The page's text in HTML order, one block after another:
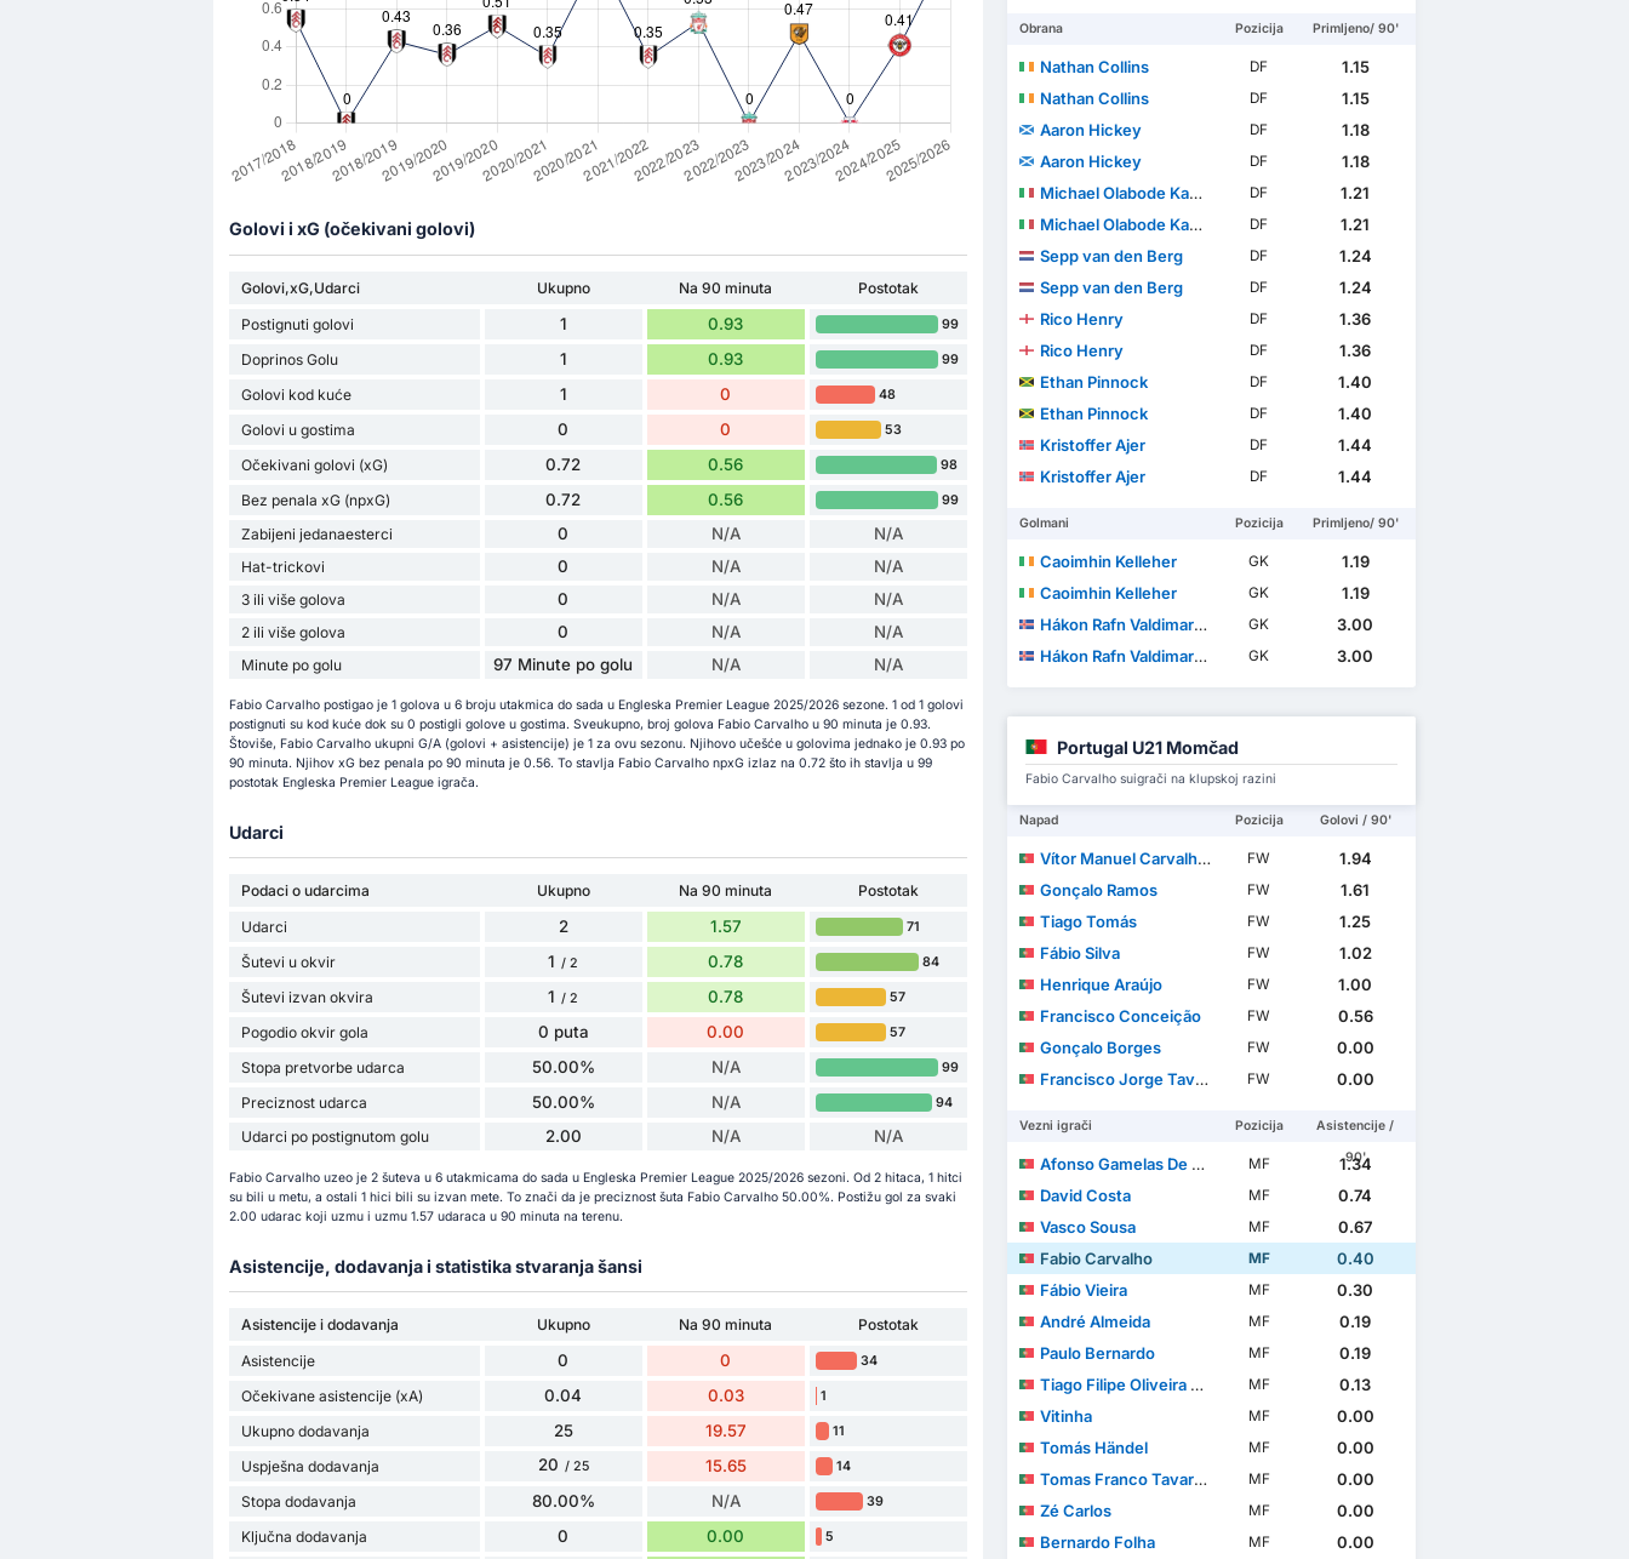
Golovi i xG (očekivani golovi)
Golovi,xG,Udarci Ukupno Na 90 minuta
Postotak
Postignuti golovi
1 0.93 99
Doprinos Golu 1 0.93 99
Golovi kod kuće 1 0 48
Golovi u gostima 0 0 53
Očekivani golovi (xG) 0.72 0.56 98
Bez penala xG (npxG) 0.72 0.56 99
Zabijeni jedanaesterci 0 N/A N/A
Hat-trickovi 0 N/A N/A
3 ili više golova 0 N/A N/A
2 ili više golova 0 N/A N/A
Minute po golu 97 Minute po golu N/A N/A
Fabio Carvalho postigao je 1 golova u 6 broju utakmica do sada u Engleska Premier League 2025/2026 sezone. 1 od 1 golovi
postignuti su kod kuće dok su 0 postigli golove u gostima. Sveukupno, broj golova Fabio Carvalho u 90 minuta je 0.93.
Štoviše, Fabio Carvalho ukupni G/A (golovi + asistencije) je 1 za ovu sezonu. Njihovo učešće u golovima jednako je 0.93 po
90 minuta. Njihov xG bez penala po 90 minuta je 0.56. To stavlja Fabio Carvalho npxG izlaz na 0.72 što ih stavlja u 99
postotak Engleska Premier League igrača.
Udarci
Podaci o udarcima Ukupno Na 90 minuta
Postotak
Udarci
2 1.57 71
Šutevi u okvir 1 / 2 0.78 84
Šutevi izvan okvira 1 / 2 0.78 57
Pogodio okvir gola 0 puta 0.00 57
Stopa pretvorbe udarca 50.00% N/A 99
Preciznost udarca 50.00% N/A 94
Udarci po postignutom golu 2.00 N/A N/A
Fabio Carvalho uzeo je 2 šuteva u 6 utakmicama do sada u Engleska Premier League 2025/2026 sezoni. Od 2 hitaca, 1 hitci
su bili u metu, a ostali 1 hici bili su izvan mete. To znači da je preciznost šuta Fabio Carvalho 50.00%. Postižu gol za svaki
2.00 udarac koji uzmu i uzmu 1.57 udaraca u 90 minuta na terenu.
Asistencije, dodavanja i statistika stvaranja šansi
Asistencije i dodavanja Ukupno Na 90 minuta
Postotak
Asistencije
0 0 34
Očekivane asistencije (xA) 0.04 0.03 1
Ukupno dodavanja 25 19.57 11
Uspješna dodavanja 20 / 25 15.65 14
Stopa dodavanja 80.00% N/A 39
Ključna dodavanja 0 0.00 5
Obrana Pozicija Primljeno/ 90'
Nathan Collins DF
1.15
Nathan Collins
DF
1.15
Aaron Hickey
DF
1.18
Aaron Hickey
DF
1.18
Michael Olabode Kayode
DF
1.21
Michael Olabode Kayode
DF
1.21
Sepp van den Berg
DF
1.24
Sepp van den Berg
DF
1.24
Rico Henry
DF
1.36
Rico Henry
DF
1.36
Ethan Pinnock
DF
1.40
Ethan Pinnock
DF
1.40
Kristoffer Ajer
DF
1.44
Kristoffer Ajer
DF 1.44
Golmani Pozicija Primljeno/ 90'
Caoimhin Kelleher GK
1.19
Caoimhin Kelleher
GK
1.19
Hákon Rafn Valdimarsson
GK
3.00
Hákon Rafn Valdimarsson
GK 3.00
Portugal U21 Momčad
Fabio Carvalho suigrači na klupskoj razini
Napad Pozicija Golovi / 90'
Vítor Manuel Carvalho Oliveira FW
1.94
Gonçalo Ramos
FW
1.61
Tiago Tomás
FW
1.25
Fábio Silva
FW
1.02
Henrique Araújo
FW
1.00
Francisco Conceição
FW
0.56
Gonçalo Borges
FW
0.00
Francisco Jorge Tavares Oliveira
FW 0.00
Vezni igrači Pozicija
Asistencije /
90'
Afonso Gamelas De Pinho Sousa MF
1.34
David Costa
MF
0.74
Vasco Sousa
MF
0.67
Fabio Carvalho
MF
0.40
Fábio Vieira
MF
0.30
André Almeida
MF
0.19
Paulo Bernardo
MF
0.19
Tiago Filipe Oliveira Dantas
MF
0.13
Vitinha
MF
0.00
Tomás Händel
MF
0.00
Tomas Franco Tavares
MF
0.00
Zé Carlos
MF
0.00
Bernardo Folha
MF 0.00